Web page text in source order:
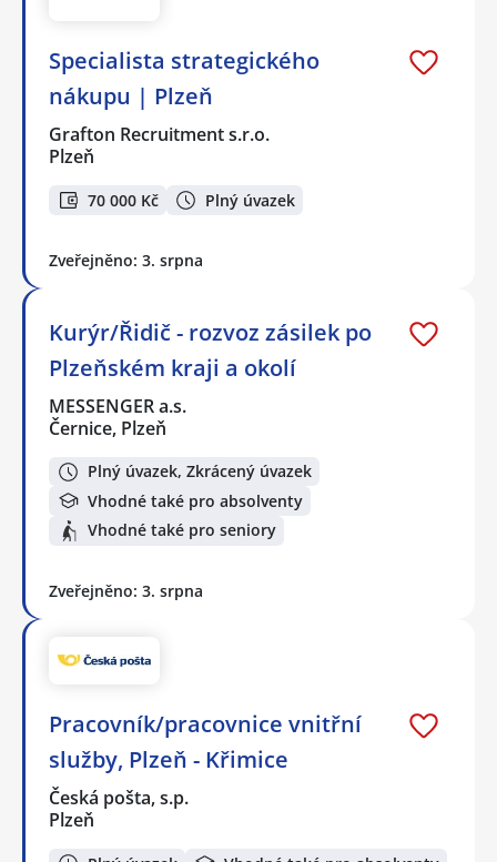
Specialista strategického
nákupu | Plzeň
Grafton Recruitment s.r.o.
Plzeň
70 000 Kč Plný úvazek
Zveřejněno: 3. srpna
Kurýr/Řidič - rozvoz zásilek po
Plzeňském kraji a okolí
MESSENGER a.s.
Černice, Plzeň
Plný úvazek, Zkrácený úvazek
Vhodné také pro absolventy
Vhodné také pro seniory
Zveřejněno: 3. srpna
Pracovník/pracovnice vnitřní
služby, Plzeň - Křimice
Česká pošta, s.p.
Plzeň